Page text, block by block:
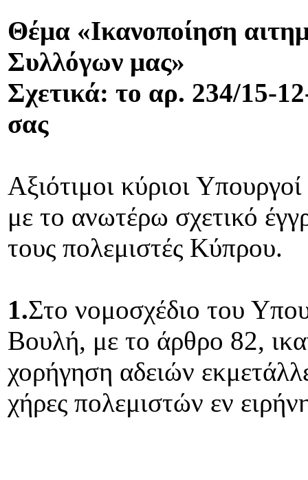
Θέμα «Ικανοποίηση
Συλλόγων μας»
Σχετικά: το αρ. 234/15-
σας
Αξιότιμοι κύριοι Υπουργοί
με το ανωτέρω σχετικό
τους πολεμιστές Κύπρου.
1.Στο νομοσχέδιο του
Βουλή, με το άρθρο 82,
χορήγηση αδειών
χήρες πολεμιστών εν